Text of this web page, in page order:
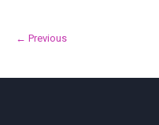
← Previous